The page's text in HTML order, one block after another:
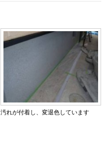
汚れが付着し、変退色しています